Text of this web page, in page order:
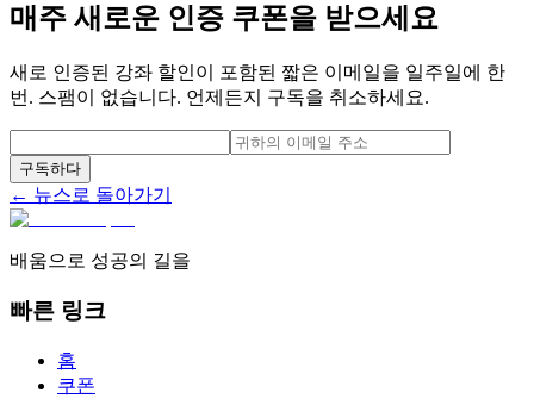
매주 새로운 인증 쿠폰을 받으세요
새로 인증된 강좌 할인이 포함된 짧은 이메일을 일주일에 한
번. 스팸이 없습니다. 언제든지 구독을 취소하세요.
구독하다
← 뉴스로 돌아가기
배움으로 성공의 길을
빠른 링크
홈
쿠폰